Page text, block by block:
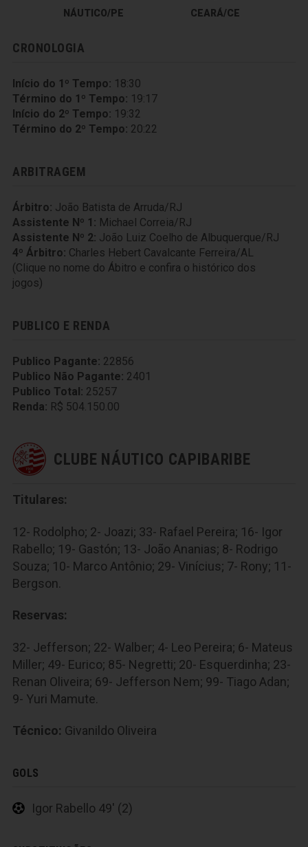
NÁUTICO/PE CEARÁ/CE
CRONOLOGIA
Início do 1º Tempo: 18:30
Término do 1º Tempo: 19:17
Início do 2º Tempo: 19:32
Término do 2º Tempo: 20:22
ARBITRAGEM
Árbitro: João Batista de Arruda/RJ
Assistente Nº 1: Michael Correia/RJ
Assistente Nº 2: João Luiz Coelho de Albuquerque/RJ
4º Árbitro: Charles Hebert Cavalcante Ferreira/AL
(Clique no nome do Ábitro e confira o histórico dos
jogos)
PUBLICO E RENDA
Publico Pagante: 22856
Publico Não Pagante: 2401
Publico Total: 25257
Renda: R$ 504.150.00
CLUBE NÁUTICO CAPIBARIBE
Titulares:
12- Rodolpho; 2- Joazi; 33- Rafael Pereira; 16- Igor
Rabello; 19- Gastón; 13- João Ananias; 8- Rodrigo
Souza; 10- Marco Antônio; 29- Vinícius; 7- Rony; 11-
Bergson.
Reservas:
32- Jefferson; 22- Walber; 4- Leo Pereira; 6- Mateus
Miller; 49- Eurico; 85- Negretti; 20- Esquerdinha; 23-
Renan Oliveira; 69- Jefferson Nem; 99- Tiago Adan;
9- Yuri Mamute.
Técnico: Givanildo Oliveira
GOLS
Igor Rabello 49' (2)